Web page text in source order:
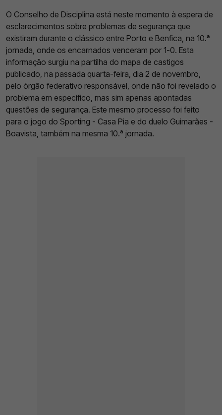
O Conselho de Disciplina está neste momento à espera de
esclarecimentos sobre problemas de segurança que
existiram durante o clássico entre Porto e Benfica, na 10.ª
jornada, onde os encarnados venceram por 1-0. Esta
informação surgiu na partilha do mapa de castigos
publicado, na passada quarta-feira, dia 2 de novembro,
pelo órgão federativo responsável, onde não foi revelado o
problema em específico, mas sim apenas apontadas
questões de segurança. Este mesmo processo foi feito
para o jogo do Sporting - Casa Pia e do duelo Guimarães -
Boavista, também na mesma 10.ª jornada.